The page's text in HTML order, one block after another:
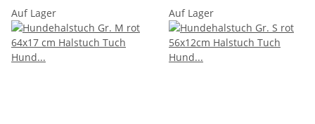
Auf Lager Auf Lager